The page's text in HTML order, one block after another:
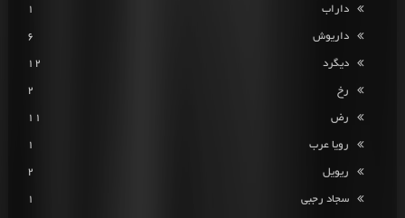
داراب 1
داریوش 6
دیگرد 12
رخ 2
رض 11
رویا عرب 1
ریویل 2
سجاد رجبی 1